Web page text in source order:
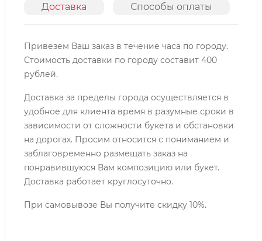
Доставка Способы оплаты
Привезем Ваш заказ в течение часа по городу.
Cтоимость доставки по городу составит 400
рублей.
Доставка за пределы города осуществляется в
удобное для клиента время в разумные сроки в
зависимости от сложности букета и обстановки
на дорогах. Просим относится с пониманием и
заблаговременно размещать заказ на
понравившуюся Вам композицию или букет.
Доставка работает круглосуточно.
При самовывозе Вы получите скидку 10%.